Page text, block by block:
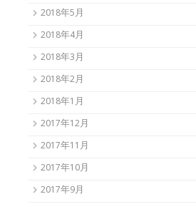
2018年5月
2018年4月
2018年3月
2018年2月
2018年1月
2017年12月
2017年11月
2017年10月
2017年9月